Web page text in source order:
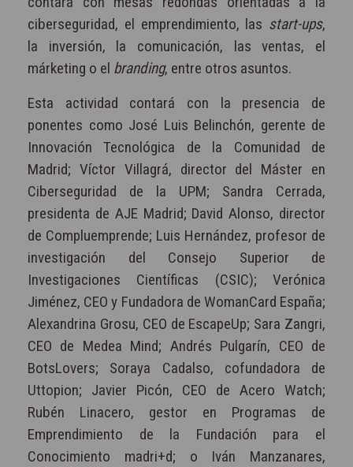
ciberseguridad, el emprendimiento, las start-ups,
la inversión, la comunicación, las ventas, el
márketing o el branding, entre otros asuntos.
Esta actividad contará con la presencia de
ponentes como José Luis Belinchón, gerente de
Innovación Tecnológica de la Comunidad de
Madrid; Víctor Villagrá, director del Máster en
Ciberseguridad de la UPM; Sandra Cerrada,
presidenta de AJE Madrid; David Alonso, director
de Compluemprende; Luis Hernández, profesor de
investigación del Consejo Superior de
Investigaciones Científicas (CSIC); Verónica
Jiménez, CEO y Fundadora de WomanCard España;
Alexandrina Grosu, CEO de EscapeUp; Sara Zangri,
CEO de Medea Mind; Andrés Pulgarín, CEO de
BotsLovers; Soraya Cadalso, cofundadora de
Uttopion; Javier Picón, CEO de Acero Watch;
Rubén Linacero, gestor en Programas de
Emprendimiento de la Fundación para el
Conocimiento madri+d; o Iván Manzanares,